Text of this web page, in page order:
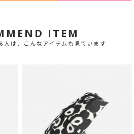
ITEM
人は、こんなアイテムも見ています